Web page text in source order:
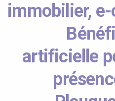
immobilier,
artificielle